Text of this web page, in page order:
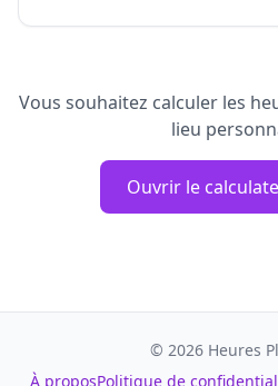
Vous souhaitez calculer les
lieu
Ouvrir le
© 2026 Heures
À proposPolitique de